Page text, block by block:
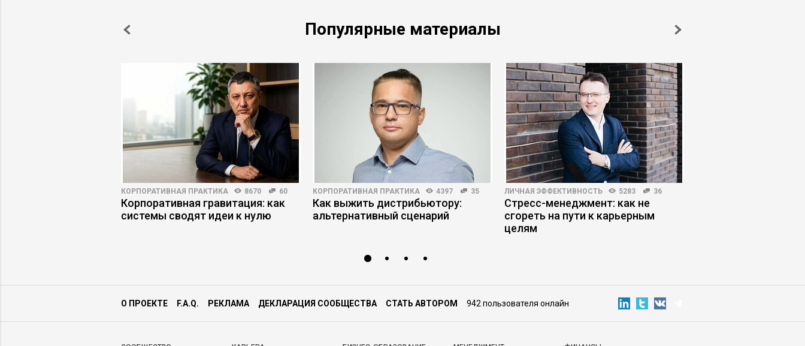
Популярные материалы
КОРПОРАТИВНАЯ ПРАКТИКА 8670 60
Корпоративная гравитация: как
системы сводят идеи к нулю
КОРПОРАТИВНАЯ ПРАКТИКА 4397 35
Как выжить дистрибьютору:
альтернативный сценарий
ЛИЧНАЯ ЭФФЕКТИВНОСТЬ 5283 36
Стресс-менеджмент: как не
сгореть на пути к карьерным
целям
О ПРОЕКТЕ F.A.Q. РЕКЛАМА ДЕКЛАРАЦИЯ СООБЩЕСТВА СТАТЬ АВТОРОМ 942 пользователя онлайн